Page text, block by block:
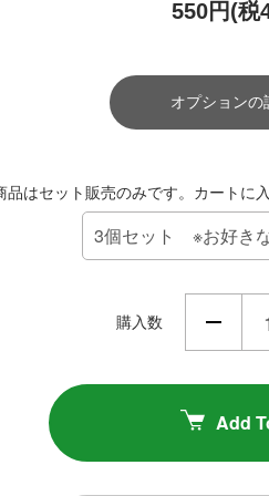
550円(税
オプションの
品はセット販売のみです。カートに
購入数
Add